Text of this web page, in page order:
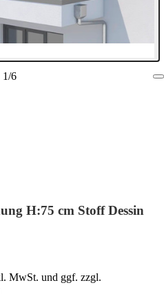
1/6
H:75 cm Stoff Dessin
MwSt. und ggf. zzgl.